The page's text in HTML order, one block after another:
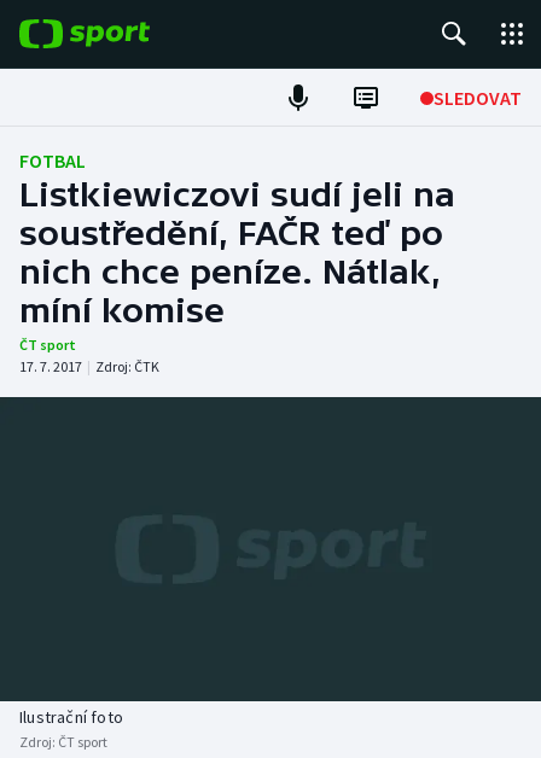
SLEDOVAT
Fotbal
Hokej
Tenis
Atletika
Boby a skeleton
AZ kvíz
FOTBAL
Listkiewiczovi sudí jeli na
soustředění, FAČR teď po
nich chce peníze. Nátlak,
míní komise
ČT sport
17. 7. 2017 | Zdroj: ČTK
Ilustrační foto
Zdroj: ČT sport